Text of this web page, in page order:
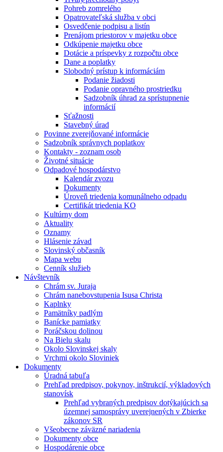
Pohreb zomrelého
Opatrovateľská služba v obci
Osvedčenie podpisu a listín
Prenájom priestorov v majetku obce
Odkúpenie majetku obce
Dotácie a príspevky z rozpočtu obce
Dane a poplatky
Slobodný prístup k informáciám
Podanie žiadosti
Podanie opravného prostriedku
Sadzobník úhrad za sprístupnenie
informácií
Sťažnosti
Stavebný úrad
Povinne zverejňované informácie
Sadzobník správnych poplatkov
Kontakty - zoznam osob
Životné situácie
Odpadové hospodárstvo
Kalendár zvozu
Dokumenty
Úroveň triedenia komunálneho odpadu
Certifikát triedenia KO
Kultúrny dom
Aktuality
Oznamy
Hlásenie závad
Slovinský občasník
Mapa webu
Cenník služieb
Návštevník
Chrám sv. Juraja
Chrám nanebovstupenia Isusa Christa
Kaplnky
Pamätníky padlým
Banícke pamiatky
Poráčskou dolinou
Na Bielu skalu
Okolo Slovinskej skaly
Vrchmi okolo Sloviniek
Dokumenty
Úradná tabuľa
Prehľad predpisov, pokynov, inštrukcií, výkladových
stanovísk
Prehľad vybraných predpisov dotýkajúcich sa
územnej samosprávy uverejnených v Zbierke
zákonov SR
Všeobecne záväzné nariadenia
Dokumenty obce
Hospodárenie obce